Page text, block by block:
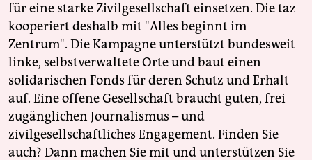
für eine starke Zivilgesellschaft einsetzen. Die taz
kooperiert deshalb mit "Alles beginnt im
Zentrum". Die Kampagne unterstützt bundesweit
linke, selbstverwaltete Orte und baut einen
solidarischen Fonds für deren Schutz und Erhalt
auf. Eine offene Gesellschaft braucht guten, frei
zugänglichen Journalismus – und
zivilgesellschaftliches Engagement. Finden Sie
auch? Dann machen Sie mit und unterstützen Sie